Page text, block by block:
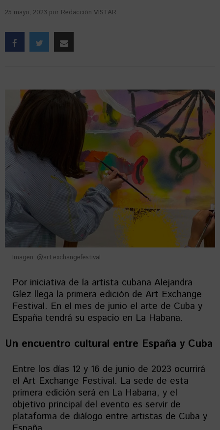
25 mayo, 2023 por Redacción VISTAR
Imagen: @art.exchangefestival
Por iniciativa de la artista cubana Alejandra
Glez llega la primera edición de Art Exchange
Festival. En el mes de junio el arte de Cuba y
España tendrá su espacio en La Habana.
Un encuentro cultural entre España y Cuba
Entre los días 12 y 16 de junio de 2023 ocurrirá
el Art Exchange Festival. La sede de esta
primera edición será en La Habana, y el
objetivo principal del evento es servir de
plataforma de diálogo entre artistas de Cuba y